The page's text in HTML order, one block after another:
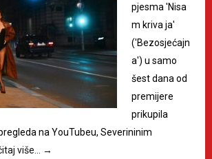
pjesma 'Nisa
m kriva ja'
('Bezosjećajn
a') u samo
šest dana od
premijere
prikupila
na YouTubeu, Severininim
više… →